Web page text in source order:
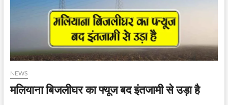
गिरफ्तार
NEWS
मलियाना बिजलीघर का फ्यूज बद इंतजामी से उड़ा है